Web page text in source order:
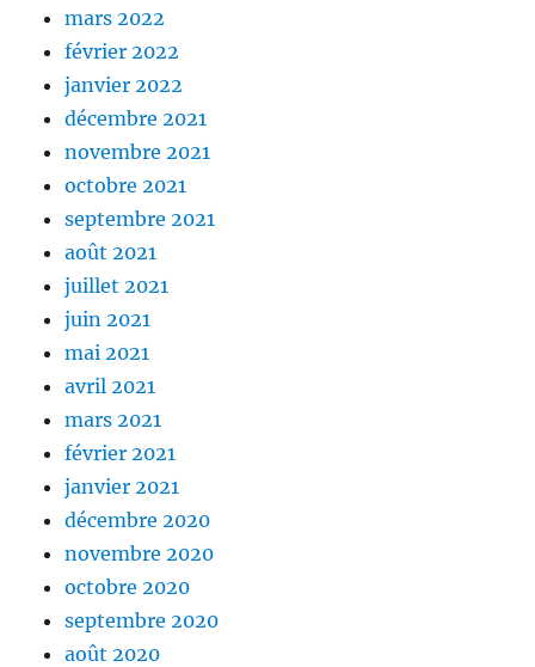
mars 2022
février 2022
janvier 2022
décembre 2021
novembre 2021
octobre 2021
septembre 2021
août 2021
juillet 2021
juin 2021
mai 2021
avril 2021
mars 2021
février 2021
janvier 2021
décembre 2020
novembre 2020
octobre 2020
septembre 2020
août 2020